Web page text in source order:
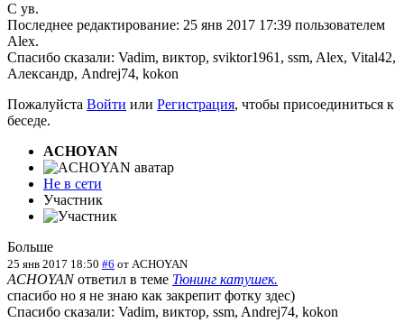
С ув.
Последнее редактирование: 25 янв 2017 17:39 пользователем
Alex.
Спасибо сказали: Vadim, виктор, sviktor1961 , ssm, Alex, Vital42,
Александр, Andrej74, kokon
Пожалуйста Войти или Регистрация, чтобы присоединиться к
беседе.
ACHOYAN
Не в сети
Участник
Больше
25 янв 2017 18:50 #6 от ACHOYAN
ACHOYANответил в теме Тюнинг катушек.
спасибо но я не знаю как закрепит фотку здес)
Спасибо сказали: Vadim, виктор, ssm, Andrej74, kokon